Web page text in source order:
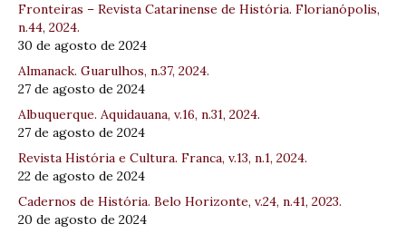
Fronteiras – Revista Catarinense de História. Florianópolis,
n.44, 2024.
30 de agosto de 2024
Almanack. Guarulhos, n.37, 2024.
27 de agosto de 2024
Albuquerque. Aquidauana, v.16, n.31, 2024.
27 de agosto de 2024
Revista História e Cultura. Franca, v.13, n.1, 2024.
22 de agosto de 2024
Cadernos de História. Belo Horizonte, v.24, n.41, 2023.
20 de agosto de 2024